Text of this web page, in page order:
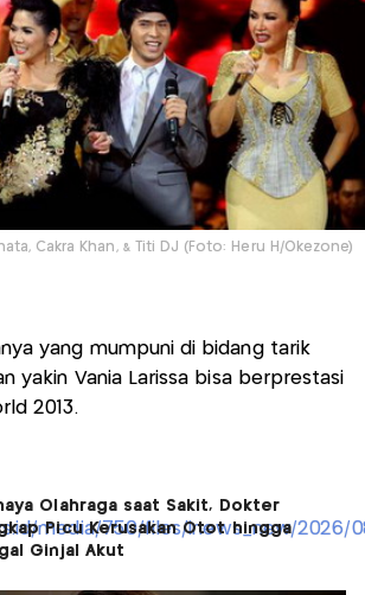
Cakra Khan, & Titi DJ (Foto: Heru H/Okezone)
yang mumpuni di bidang tarik
yakin Vania Larissa bisa berprestasi
2013.
Olahraga saat Sakit, Dokter
Picu Kerusakan Otot hingga
Ginjal Akut